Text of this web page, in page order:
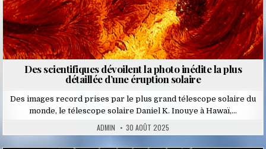
Des scientifiques dévoilent la photo inédite la plus
détaillée d’une éruption solaire
Des images record prises par le plus grand télescope solaire du
monde, le télescope solaire Daniel K. Inouye à Hawaï,…
ADMIN 30 AOÛT 2025